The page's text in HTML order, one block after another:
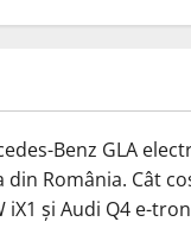
Benz GLA
din România. Cât
iX1 și Audi Q4 e-tron